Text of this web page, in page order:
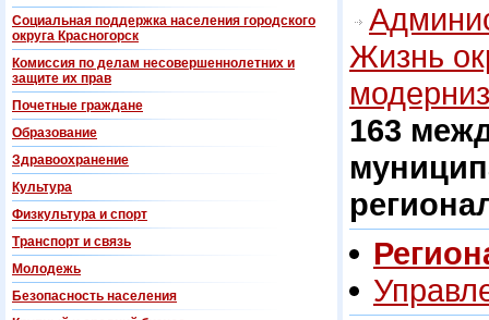
Социальная поддержка населения городского
округа Красногорск
Комиссия по делам несовершеннолетних и
защите их прав
Почетные граждане
Образование
Здравоохранение
Культура
Физкультура и спорт
Транспорт и связь
Молодежь
Безопасность населения
Жизнь
163